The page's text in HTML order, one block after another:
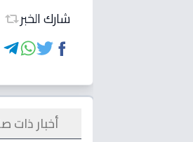
شارك الخبر
أخبار ذات